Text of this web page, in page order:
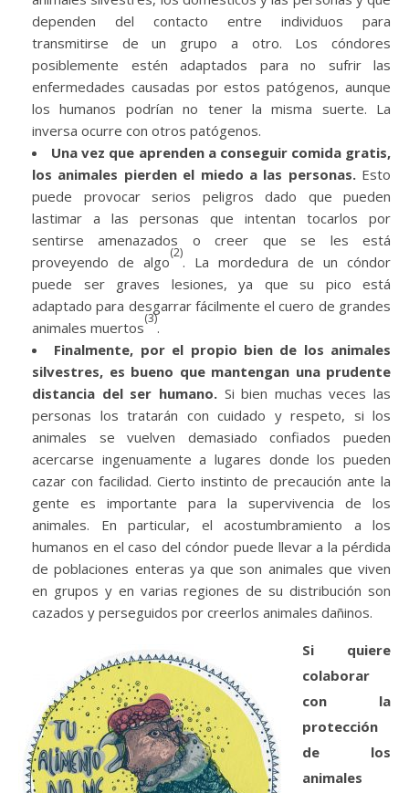
dependen del contacto entre individuos para
transmitirse de un grupo a otro. Los cóndores
posiblemente estén adaptados para no sufrir las
enfermedades causadas por estos patógenos, aunque
los humanos podrían no tener la misma suerte. La
inversa ocurre con otros patógenos.
Una vez que aprenden a conseguir comida gratis,
los animales pierden el miedo a las personas. Esto
puede provocar serios peligros dado que pueden
lastimar a las personas que intentan tocarlos por
sentirse amenazados o creer que se les está
proveyendo de algo
(2)
. La mordedura de un cóndor
puede ser graves lesiones, ya que su pico está
adaptado para desgarrar fácilmente el cuero de grandes
animales muertos
(3)
.
Finalmente, por el propio bien de los animales
silvestres, es bueno que mantengan una prudente
distancia del ser humano.Si bien muchas veces las
personas los tratarán con cuidado y respeto, si los
animales se vuelven demasiado confiados pueden
acercarse ingenuamente a lugares donde los pueden
cazar con facilidad. Cierto instinto de precaución ante la
gente es importante para la supervivencia de los
animales. En particular, el acostumbramiento a los
humanos en el caso del cóndor puede llevar a la pérdida
de poblaciones enteras ya que son animales que viven
en grupos y en varias regiones de su distribución son
cazados y perseguidos por creerlos animales dañinos.
Si quiere
colaborar
con la
protección
de los
animales